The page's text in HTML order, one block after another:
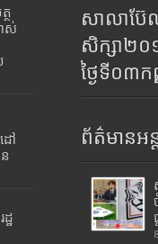
ថ
ាស់
ៅ
ឋ
សាលាប៊ែ
សិក្សា២
ថ្ងៃទី០៣
ព័ត៌មានអន្